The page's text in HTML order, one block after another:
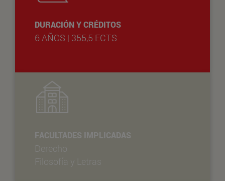
DURACIÓN Y CRÉDITOS
6 AÑOS | 355,5 ECTS
FACULTADES IMPLICADAS
Derecho
Filosofía y Letras